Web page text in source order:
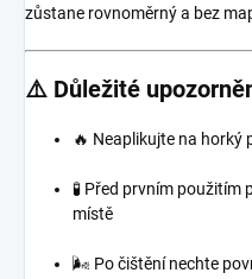
zůstane rovnoměrný a bez
⚠️ Důležité
🔥 Neaplikujte na horký
🧪 Před prvním
místě
🌬️ Po čištění nechte